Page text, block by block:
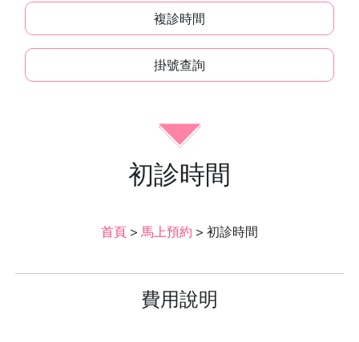
複診時間
掛號查詢
初診時間
首頁 > 馬上預約 > 初診時間
費用說明